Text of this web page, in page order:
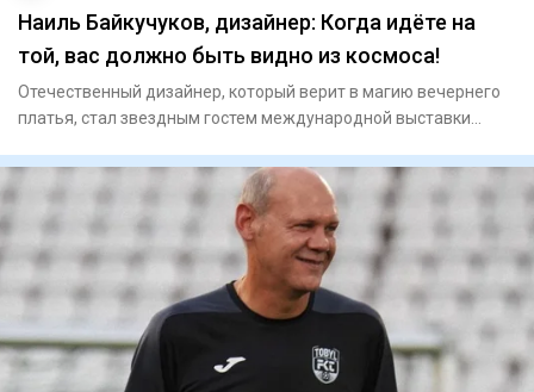
Наиль Байкучуков, дизайнер: Когда идёте на
той, вас должно быть видно из космоса!
Отечественный дизайнер, который верит в магию вечернего
платья, стал звездным гостем международной выставки